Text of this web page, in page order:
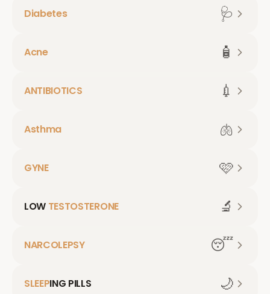
Diabetes 🩺
Acne 🧴
ANTIBIOTICS 💉
Asthma 🫁
GYNE 🩷
LOW TESTOSTERONE 🔬
NARCOLEPSY 😴
SLEEPING PILLS 🌙